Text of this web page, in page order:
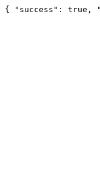
{ "success": true,